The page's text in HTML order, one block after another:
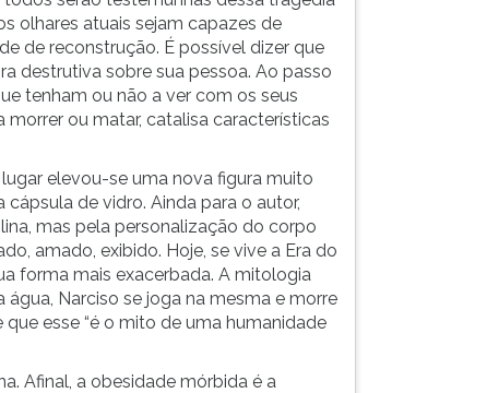
olhares atuais sejam capazes de
de reconstrução. É possível dizer que
destrutiva sobre sua pessoa. Ao passo
tenham ou não a ver com os seus
ou matar, catalisa características
elevou-se uma nova figura muito
de vidro. Ainda para o autor,
mas pela personalização do corpo
amado, exibido. Hoje, se vive a Era do
forma mais exacerbada. A mitologia
Narciso se joga na mesma e morre
esse “é o mito de uma humanidade
Afinal, a obesidade mórbida é a